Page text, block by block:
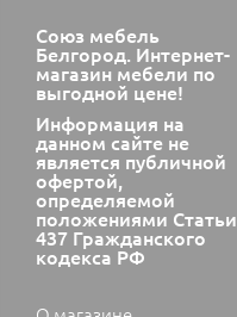
Союз мебель
Белгород. Интернет-
магазин мебели по
выгодной цене!
Информация на
данном сайте не
является публичной
офертой,
определяемой
положениями Статьи
437 Гражданского
кодекса РФ